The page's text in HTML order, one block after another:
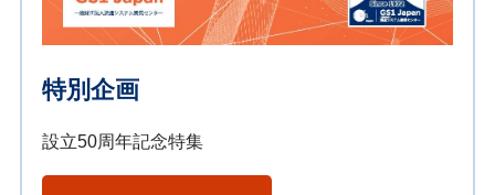
特別企画
設立50周年記念特集